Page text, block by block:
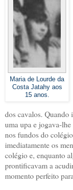
Maria de Lourde da
Costa Jatahy aos
15 anos.
dos cavalos. Quando
uma upa e jogava-
nos fundos do
imediatamente os
colégio e, enquanto
prontificavam a
momento perfeito